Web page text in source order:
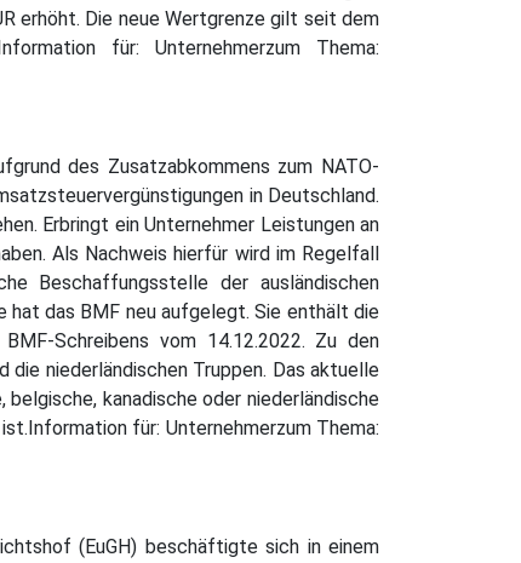
erhöht. Die neue Wertgrenze gilt seit dem
für: Unternehmerzum Thema:
des Zusatzabkommens zum NATO-
in Deutschland.
Erbringt ein Unternehmer Leistungen an
Als Nachweis hierfür wird im Regelfall
Beschaffungsstelle der ausländischen
das BMF neu aufgelegt. Sie enthält die
Schreibens vom 14.12.2022. Zu den
niederländischen Truppen. Das aktuelle
kanadische oder niederländische
für: Unternehmerzum Thema:
(EuGH) beschäftigte sich in einem